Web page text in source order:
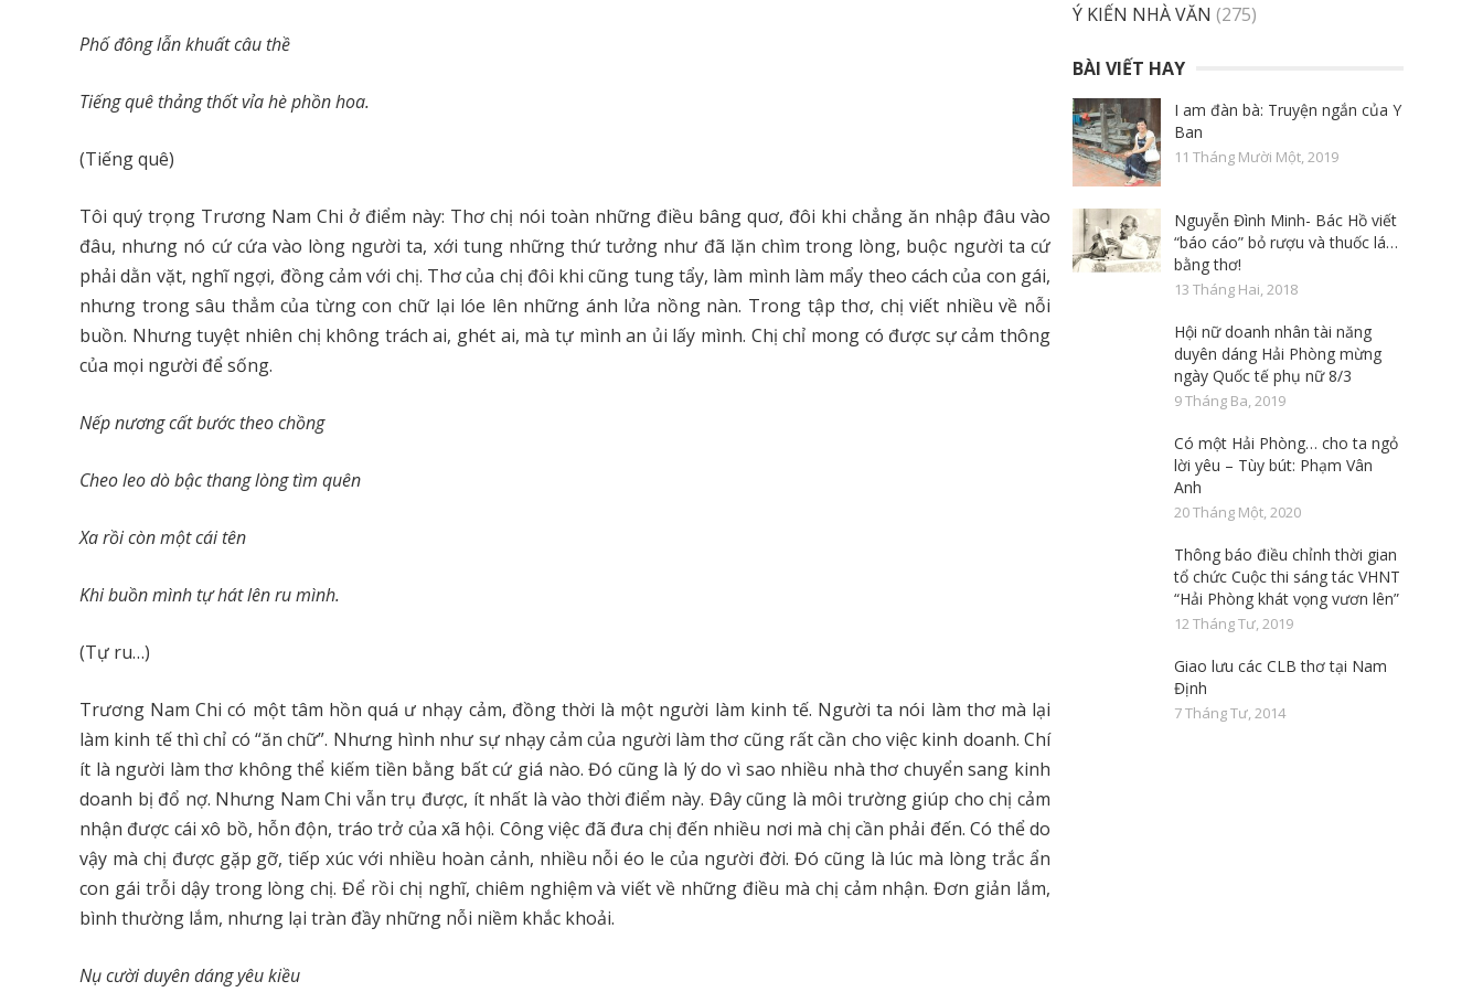
Phố đông lẫn khuất câu thề
Tiếng quê thảng thốt vỉa hè phồn hoa.
(Tiếng quê)
Tôi quý trọng Trương Nam Chi ở điểm này: Thơ chị nói toàn những điều bâng quơ, đôi khi chẳng ăn nhập đâu vào
đâu, nhưng nó cứ cứa vào lòng người ta, xới tung những thứ tưởng như đã lặn chìm trong lòng, buộc người ta cứ
phải dằn vặt, nghĩ ngợi, đồng cảm với chị. Thơ của chị đôi khi cũng tung tẩy, làm mình làm mẩy theo cách của con gái,
nhưng trong sâu thẳm của từng con chữ lại lóe lên những ánh lửa nồng nàn. Trong tập thơ, chị viết nhiều về nỗi
buồn. Nhưng tuyệt nhiên chị không trách ai, ghét ai, mà tự mình an ủi lấy mình. Chị chỉ mong có được sự cảm thông
của mọi người để sống.
Nếp nương cất bước theo chồng
Cheo leo dò bậc thang lòng tìm quên
Xa rồi còn một cái tên
Khi buồn mình tự hát lên ru mình.
(Tự ru…)
Trương Nam Chi có một tâm hồn quá ư nhạy cảm, đồng thời là một người làm kinh tế. Người ta nói làm thơ mà lại
làm kinh tế thì chỉ có “ăn chữ”. Nhưng hình như sự nhạy cảm của người làm thơ cũng rất cần cho việc kinh doanh. Chí
ít là người làm thơ không thể kiếm tiền bằng bất cứ giá nào. Đó cũng là lý do vì sao nhiều nhà thơ chuyển sang kinh
doanh bị đổ nợ. Nhưng Nam Chi vẫn trụ được, ít nhất là vào thời điểm này. Đây cũng là môi trường giúp cho chị cảm
nhận được cái xô bồ, hỗn độn, tráo trở của xã hội. Công việc đã đưa chị đến nhiều nơi mà chị cần phải đến. Có thể do
vậy mà chị được gặp gỡ, tiếp xúc với nhiều hoàn cảnh, nhiều nỗi éo le của người đời. Đó cũng là lúc mà lòng trắc ẩn
con gái trỗi dậy trong lòng chị. Để rồi chị nghĩ, chiêm nghiệm và viết về những điều mà chị cảm nhận. Đơn giản lắm,
bình thường lắm, nhưng lại tràn đầy những nỗi niềm khắc khoải.
Nụ cười duyên dáng yêu kiều
Ý KIẾN NHÀ VĂN (275)
BÀI VIẾT HAY
I am đàn bà: Truyện ngắn của Y
Ban
11 Tháng Mười Một, 2019
Nguyễn Đình Minh- Bác Hồ viết
“báo cáo” bỏ rượu và thuốc lá…
bằng thơ!
13 Tháng Hai, 2018
Hội nữ doanh nhân tài năng
duyên dáng Hải Phòng mừng
ngày Quốc tế phụ nữ 8/3
9 Tháng Ba, 2019
Có một Hải Phòng… cho ta ngỏ
lời yêu – Tùy bút: Phạm Vân
Anh
20 Tháng Một, 2020
Thông báo điều chỉnh thời gian
tổ chức Cuộc thi sáng tác VHNT
“Hải Phòng khát vọng vươn lên”
12 Tháng Tư, 2019
Giao lưu các CLB thơ tại Nam
Định
7 Tháng Tư, 2014